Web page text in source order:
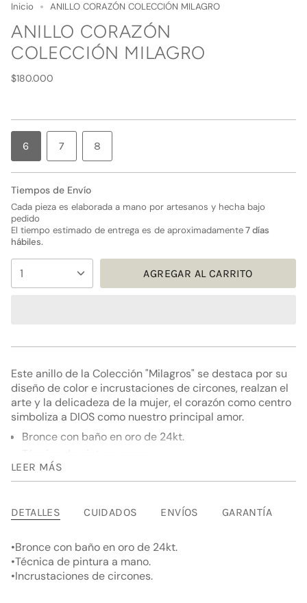
Inicio ANILLO CORAZÓN COLECCIÓN MILAGRO
ANILLO CORAZÓN
COLECCIÓN MILAGRO
Precio
$180.000
6VARIANTE
AGOTADA
O
NO
DISPONIBLE
7VARIANTE
AGOTADA
O
NO
DISPONIBLE
8
AGOTADA
O
DISPONIBLE
Tiempos de Envío
Cada pieza es elaborada a mano por artesanos y hecha bajo
pedido
El tiempo estimado de entrega es de aproximadamente7 días
hábiles.
<span
}}
</span>
en
el
carrito",
"decrease"=>"Disminuir
cantidad
{{
product
"multiples_of"=>"Incrementos
de
quantity
}}",
"minimum_of"=>"Mínimo
1 AGREGAR AL CARRITO
Este anillo de la Colección "Milagros" se destaca por su
diseño de color e incrustaciones de circones, realzan el
arte y la delicadeza de la mujer, el corazón como centro
simboliza a DIOS como nuestro principal amor.
Bronce con baño en oro de 24kt.
Incrustaciones de circones.
LEER MÁS
DETALLES CUIDADOS ENVÍOS GARANTÍA
•Bronce con baño en oro de 24kt.
•Técnica de pintura a mano.
•Incrustaciones de circones.